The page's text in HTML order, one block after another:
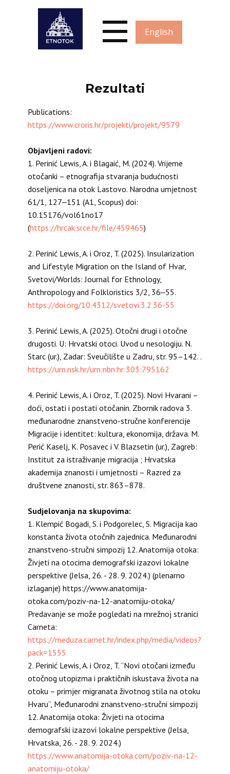
English
Rezultati
Publications:
https://www.croris.hr/projekti/projekt/9579
Objavljeni radovi:
1. Perinić Lewis, A. i Blagaić, M. (2024). Vrijeme
otočanki – etnografija stvaranja budućnosti
doseljenica na otok Lastovo. Narodna umjetnost
61/1, 127‒151 (A1, Scopus) doi:
10.15176/vol61no17
(https://hrcak.srce.hr/file/459465)
2. Perinić Lewis, A. i Oroz, T. (2025). Insularization
and Lifestyle Migration on the Island of Hvar,
Svetovi/Worlds: Journal for Ethnology,
Anthropology and Folkloristics 3/2, 36‒55.
https://doi.org/10.4312/svetovi.3.2.36-55
3. Perinić Lewis, A. (2025). Otočni drugi i otočne
drugosti. U: Hrvatski otoci. Uvod u nesologiju. N.
Starc (ur.), Zadar: Sveučilište u Zadru, str. 95–142. .
https://urn.nsk.hr/urn:nbn:hr:303:795162
4. Perinić Lewis, A. i Oroz, T. (2025). Novi Hvarani –
doći, ostati i postati otočanin. Zbornik radova 3.
međunarodne znanstveno-stručne konferencije
Migracije i identitet: kultura, ekonomija, država. M.
Perić Kaselj, K. Posavec i V. Blazsetin (ur.), Zagreb:
Institut za istraživanje migracija ; Hrvatska
akademija znanosti i umjetnosti – Razred za
društvene znanosti, str. 863–878.
Sudjelovanja na skupovima:
1. Klempić Bogadi, S. i Podgorelec, S. Migracija kao
konstanta života otočnih zajednica. Međunarodni
znanstveno-stručni simpozij 12. Anatomija otoka:
Živjeti na otocima demografski izazovi lokalne
perspektive (Jelsa, 26. - 28. 9. 2024.) (plenarno
izlaganje) https://www.anatomija-
otoka.com/poziv-na-12-anatomiju-otoka/
Predavanje se može pogledati na mrežnoj stranici
Carneta:
https://meduza.carnet.hr/index.php/media/videos?
pack=1555
2. Perinić Lewis, A. i Oroz, T. “Novi otočani između
otočnog utopizma i praktičnih iskustava života na
otoku – primjer migranata životnog stila na otoku
Hvaru”, Međunarodni znanstveno-stručni simpozij
12. Anatomija otoka: Živjeti na otocima
demografski izazovi lokalne perspektive (Jelsa,
Hrvatska, 26. - 28. 9. 2024.)
https://www.anatomija-otoka.com/poziv-na-12-
anatomiju-otoka/